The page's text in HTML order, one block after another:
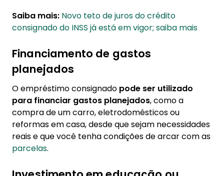
Saiba mais: Novo teto de juros do crédito
consignado do INSS já está em vigor; saiba mais
Financiamento de gastos
planejados
O empréstimo consignado pode ser utilizado
para financiar gastos planejados, como a
compra de um carro, eletrodomésticos ou
reformas em casa, desde que sejam necessidades
reais e que você tenha condições de arcar com as
parcelas.